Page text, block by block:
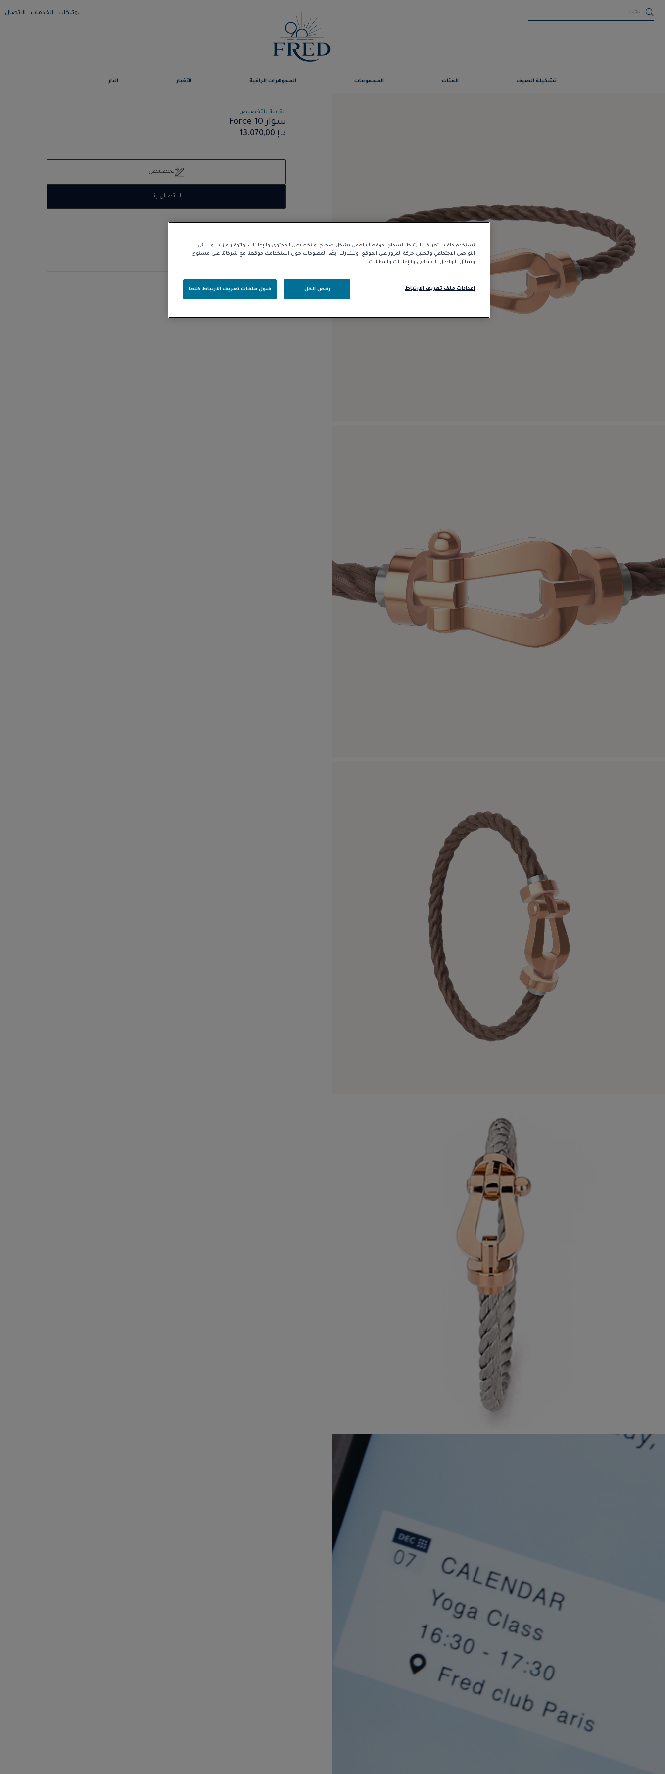
بوتيكات الخدمات الاتصال
تشكيلة الصيف الفئات المجموعات المجوهرات الراقية الأخبار الدار
القابلة للتخصيص
سوار Force 10
د.إ 13.070,00
تخصيص
الاتصال بنا
نستخدم ملفات تعريف الارتباط للسماح لموقعنا بالعمل بشكل صحيح، ولتخصيص المحتوى والإعلانات، ولتوفير ميزات وسائل
التواصل الاجتماعي ولتحليل حركة المرور على الموقع. ونشارك أيضًا المعلومات حول استخدامك موقعنا مع شركائنا على مستوى
وسائل التواصل الاجتماعي والإعلانات والتحليلات.
إعدادات ملف تعريف الارتباط رفض الكل قبول ملفات تعريف الارتباط كلها